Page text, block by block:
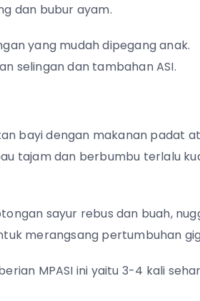
dan bubur ayam.
yang mudah dipegang anak.
selingan dan tambahan ASI.
bayi dengan makanan padat
tajam dan berbumbu terlalu
sayur rebus dan buah,
merangsang pertumbuhan
MPASI ini yaitu 3-4 kali